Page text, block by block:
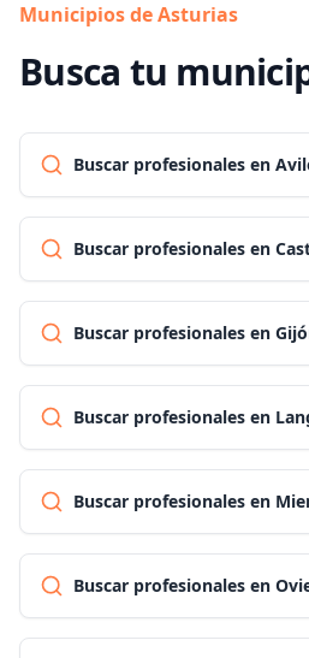
Municipios de Asturias
Busca tu
Buscar profesionales en
Buscar profesionales en
Buscar profesionales en
Buscar profesionales en
Buscar profesionales en
Buscar profesionales en